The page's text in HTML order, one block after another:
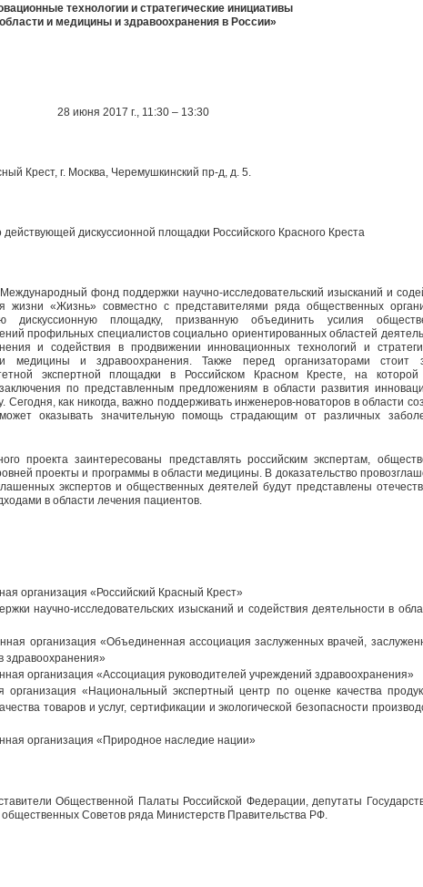
технологии и стратегические инициативы
и медицины и здравоохранения в России»
28 июня 2017 г., 11:30 – 13:30
Крест, г. Москва, Черемушкинский пр-д, д. 5.
дискуссионной площадки Российского Красного Креста
фонд поддержки научно-исследовательский изысканий и
жизни «Жизнь» совместно с представителями ряда общественных
дискуссионную площадку, призванную объединить усилия
профильных специалистов социально ориентированных областей
и содействия в продвижении инновационных технологий и
медицины и здравоохранения. Также перед организаторами стоит
экспертной площадки в Российском Красном Кресте, на которой
по представленным предложениям в области развития
как никогда, важно поддерживать инженеров-новаторов в области
оказывать значительную помощь страдающим от различных
проекта заинтересованы представлять российским экспертам,
проекты и программы в области медицины. В доказательство
экспертов и общественных деятелей будут представлены
в области лечения пациентов.
организация «Российский Красный Крест»
научно-исследовательских изысканий и содействия деятельности в
организация «Объединенная ассоциация заслуженных врачей,
здравоохранения»
организация «Ассоциация руководителей учреждений здравоохранения»
организация «Национальный экспертный центр по оценке качества
товаров и услуг, сертификации и экологической безопасности
организация «Природное наследие нации»
Общественной Палаты Российской Федерации, депутаты
Советов ряда Министерств Правительства РФ.